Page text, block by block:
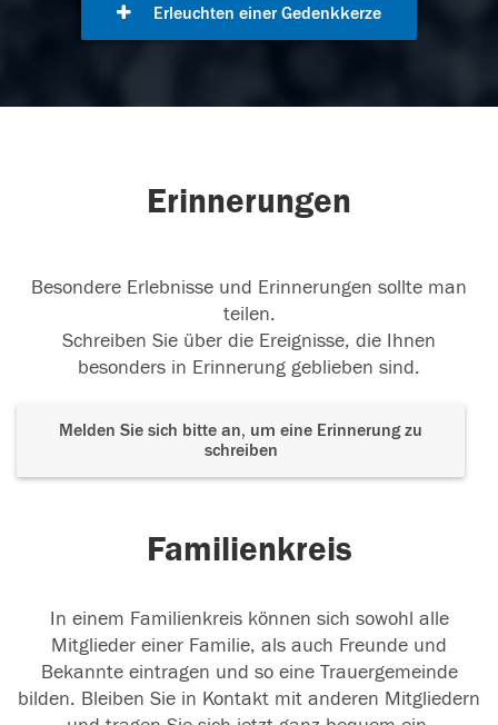
Erleuchten einer Gedenkkerze
Erinnerungen
Besondere Erlebnisse und Erinnerungen sollte man
teilen.
Schreiben Sie über die Ereignisse, die Ihnen
besonders in Erinnerung geblieben sind.
Melden Sie sich bitte an, um eine Erinnerung zu
schreiben
Familienkreis
In einem Familienkreis können sich sowohl alle
Mitglieder einer Familie, als auch Freunde und
Bekannte eintragen und so eine Trauergemeinde
bilden. Bleiben Sie in Kontakt mit anderen Mitgliedern